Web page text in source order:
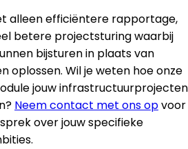
alleen efficiëntere rapportage,
betere projectsturing waarbij
bijsturen in plaats van
oplossen. Wil je weten hoe onze
jouw infrastructuurprojecten
Neem contact met ons opvoor
over jouw specifieke